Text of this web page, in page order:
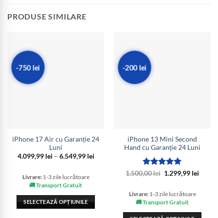
PRODUSE SIMILARE
-750 lei
iPhone 17 Air cu Garanție 24
Luni
4.099,99 lei – 6.549,99 leiInterval
4.099,99 lei
6.549,99 lei
Livrare:1-3 zile lucrătoare
🚚 Transport Gratuit
SELECTEAZĂ OPȚIUNILE
-200 lei
iPhone 13 Mini Second
Hand cu Garanție 24 Luni
Evaluat la
1.500,00lei Prețul
fost:
1.500,00 lei.
1.299,99 lei
Livrare:1-3 zile lucrătoare
🚚 Transport Gratuit